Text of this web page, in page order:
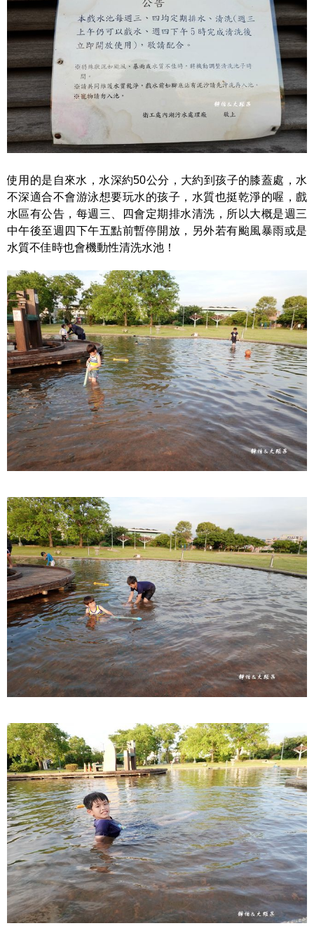
使用的是自來水，水深約50公分，大約到孩子的膝蓋處，水
不深適合不會游泳想要玩水的孩子，水質也挺乾淨的喔，戲
水區有公告，每週三、四會定期排水清洗，所以大概是週三
中午後至週四下午五點前暫停開放，另外若有颱風暴雨或是
水質不佳時也會機動性清洗水池！